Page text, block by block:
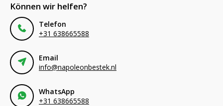
Können wir helfen?
Telefon
+31 638665588
Email
info@napoleonbestek.nl
WhatsApp
+31 638665588